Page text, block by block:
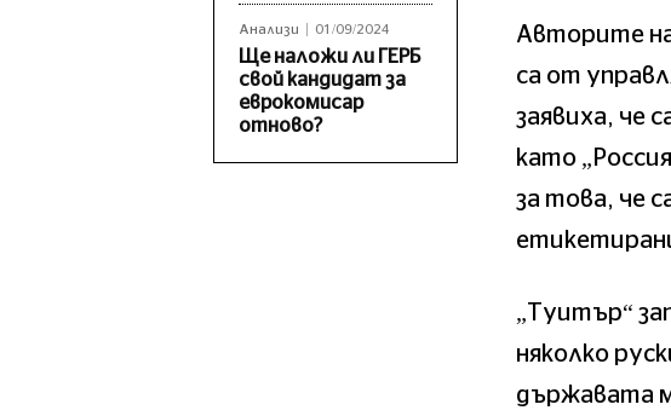
Анализи 01/09/2024
Ще наложи ли ГЕРБ
свой кандидат за
еврокомисар
отново?
Авторите
са от
заявиха, че
като
за това, че
„Туитър“
няколко
държавата